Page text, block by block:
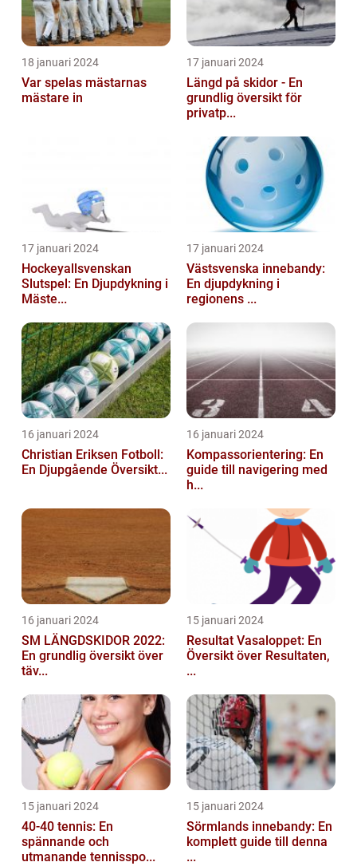
18 januari 2024
Var spelas mästarnas
mästare in
17 januari 2024
Längd på skidor - En
grundlig översikt för
privatp...
17 januari 2024
Hockeyallsvenskan
Slutspel: En Djupdykning i
Mäste...
17 januari 2024
Västsvenska innebandy:
En djupdykning i
regionens ...
16 januari 2024
Christian Eriksen Fotboll:
En Djupgående Översikt...
16 januari 2024
Kompassorientering: En
guide till navigering med
h...
16 januari 2024
SM LÄNGDSKIDOR 2022:
En grundlig översikt över
täv...
15 januari 2024
Resultat Vasaloppet: En
Översikt över Resultaten,
...
15 januari 2024
40-40 tennis: En
spännande och
utmanande tennisspo...
15 januari 2024
Sörmlands innebandy: En
komplett guide till denna
...